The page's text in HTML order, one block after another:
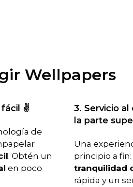
Wellpapers
fácil ✌️
de
. Obtén un
en poco
3. Servicio
la parte
Una
principio a
tranquilidad
rápida y un